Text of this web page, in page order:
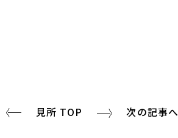
見所 TOP 次の記事へ